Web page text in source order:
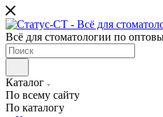
Всё для стоматологии по
Каталог
По всему сайту
По каталогу